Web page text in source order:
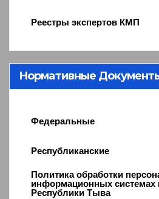
Реестры экспертов КМП
Нормативные
Федеральные
Республиканские
Политика обработки
информационных
Республики Тыва